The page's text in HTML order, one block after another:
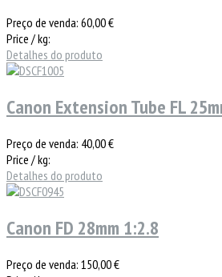
Preço de venda: 60,00 €
Price / kg:
Detalhes do produto
Canon Extension Tube FL
Preço de venda: 40,00 €
Price / kg:
Detalhes do produto
Canon FD 28mm 1:2.8
Preço de venda: 150,00 €